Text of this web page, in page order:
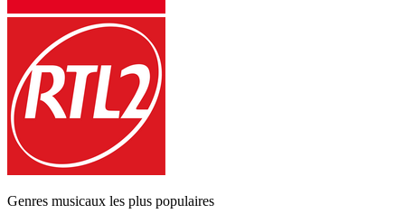
Genres musicaux les plus populaires